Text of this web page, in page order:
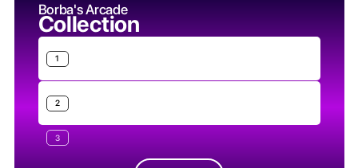
Borba's Arcade
Collection
1
2
3